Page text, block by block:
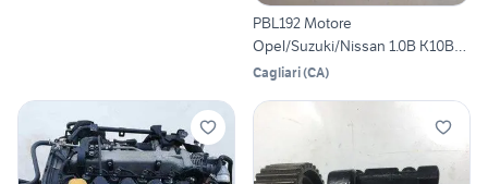
PBL192 Motore
Opel/Suzuki/Nissan 1.0B K10B
[08/--]
Cagliari(CA)